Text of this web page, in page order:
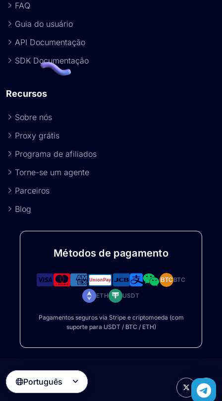
FAQ
Guia do usuário
API Documentação
SDK Documentação
Recursos
Sobre nós
Proxy grátis
Programa de afiliados
Torne-se um agente
Parceiros
Blog
Métodos de pagamento
BTCBTC
ETH USDT
Pagamentos seguros via Stripe e criptomoeda (com
suporte para USDT / BTC / ETH)
Português 